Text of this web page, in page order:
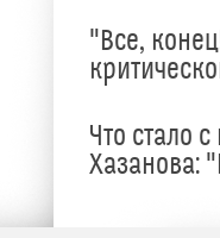
"Все,
Что стало
Хазанова: